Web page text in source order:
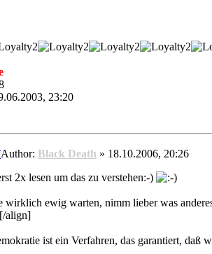
23:20
Author: Black Death » 18.10.2006, 20:26
2x lesen um das zu verstehen:-)
wirklich ewig warten, nimm lieber was
[/align]
ist ein Verfahren, das garantiert, daß